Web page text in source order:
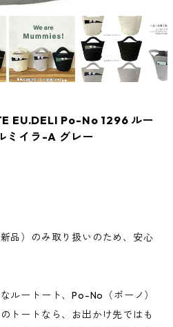
EU.DELI Po-No 1296 ルー
ミイラ-A グレー
品）のみ取り扱いのため、安心
ルートート、Po-No（ポーノ）
トートなら、お出かけ先ではも